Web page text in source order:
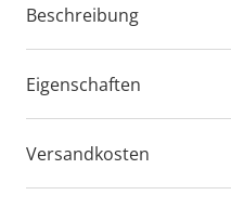
Beschreibung
Eigenschaften
Versandkosten